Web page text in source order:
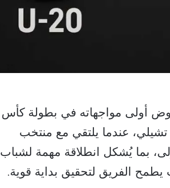
مصر تحت 20 عامًا لخوض أولى مواجهاته في بطولة كأس
تستضيفها تشيلي، عندما يلتقي مع منتخب
بما يُشكل انطلاقة مهمة لشباب
الفريق لتحقيق بداية قوية.